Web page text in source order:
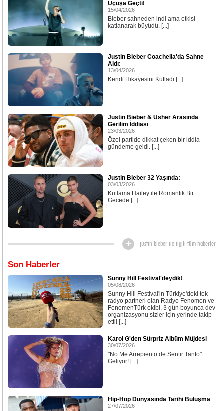
Uçuşa Geçti!
15/04/2026
Bieber sahneden indi ama etkisi
katlanarak büyüdü. [...]
Justin Bieber Coachella'da Sahne
Aldı:
13/04/2026
Kendi Hikayesini Kutladı [...]
Justin Bieber & Usher Arasında
Gerilim İddiası
23/03/2026
Özel partide dikkat çeken bir iddia
gündeme geldi. [...]
Justin Bieber 32 Yaşında:
03/03/2026
Kutlama Hailey ile Romantik Bir
Gecede [...]
justin bieber ile ilgili tüm haberler
Son Haberler
Sunny Hill Festival'deydik!
05/08/2026
Sunny Hill Festival'in Türkiye'deki tek
radyo partneri olan Radyo Fenomen ve
FenomenTürk ekibi, 3 gün boyunca dev
organizasyonu sizler için yerinde takip
etti! [...]
Karol G'den Sürpriz Albüm Müjdesi
30/07/2026
"No Me Arrepiento de Sentir Tanto"
Geliyor! [...]
Hip-Hop Dünyasında Tarihi Buluşma
27/07/2026